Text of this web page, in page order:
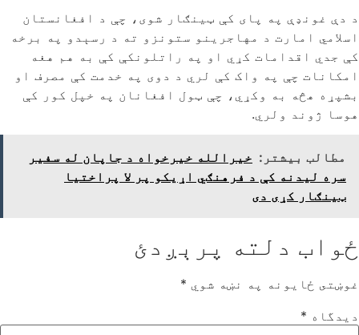
د دې غونډې په پای کې ټینګار شوی، چې د افغانستان
اسلامي امارت د مهاجرینو ستونزو ته د رسېدو په برخه
کې جدي اقدامات کړي او په راتلونکې کې به هم هغه
امکانات چې په واک کې لري د دوی په خدمت کې مصرف او
بشپړه هڅه به وکړي، چې ټول افغانان په خپل کور کې
هوسا ژوند ولري.
مطالب بیشتر: خیرالله خیرخواه د جاپان له سفیر
سره لیدنه کې د فرهنګي اړیکو پر لا پراختیا
ټینګار کړی دی
ځواب دلته پرېږدئ
غوښتى ځایونه په نښه شوي *
دیدگاه *